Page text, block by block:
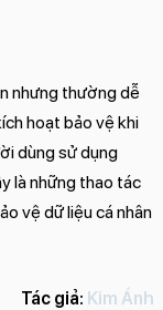
nhưng thường dễ
hoạt bảo vệ khi
dùng sử dụng
là những thao tác
vệ dữ liệu cá nhân
Tác giả: Kim Ánh